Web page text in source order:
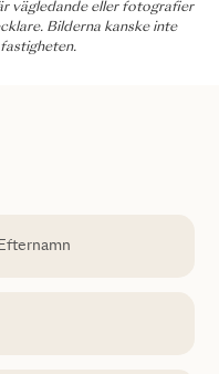
vägledande eller fotografier
Bilderna kanske inte